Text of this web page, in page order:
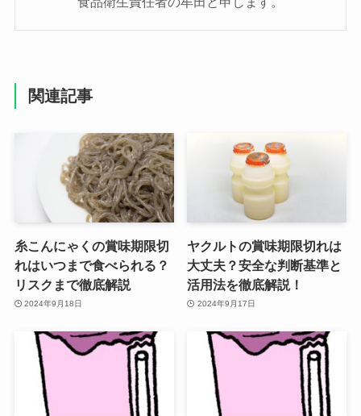
関連記事
糸こんにゃくの賞味期限切
れはいつまで食べられる？
リスクまで徹底解説
2024年9月18日
ヤクルトの賞味期限切れは
大丈夫？安全な判断基準と
活用法を徹底解説！
2024年9月17日